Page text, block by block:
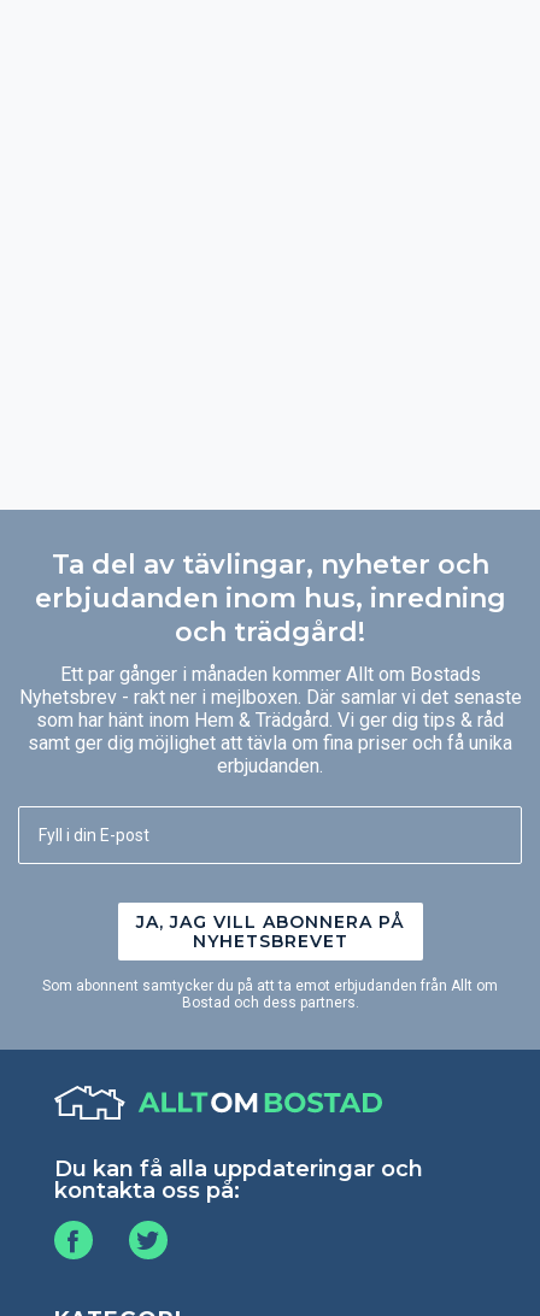
Ta del av tävlingar, nyheter och
erbjudanden inom hus, inredning
och trädgård!
Ett par gånger i månaden kommer Allt om Bostads
Nyhetsbrev - rakt ner i mejlboxen. Där samlar vi det senaste
som har hänt inom Hem & Trädgård. Vi ger dig tips & råd
samt ger dig möjlighet att tävla om fina priser och få unika
erbjudanden.
JA, JAG VILL ABONNERA PÅ
NYHETSBREVET
Som abonnent samtycker du på att ta emot erbjudanden från Allt om
Bostad och dess partners.
Du kan få alla uppdateringar och
kontakta oss på: